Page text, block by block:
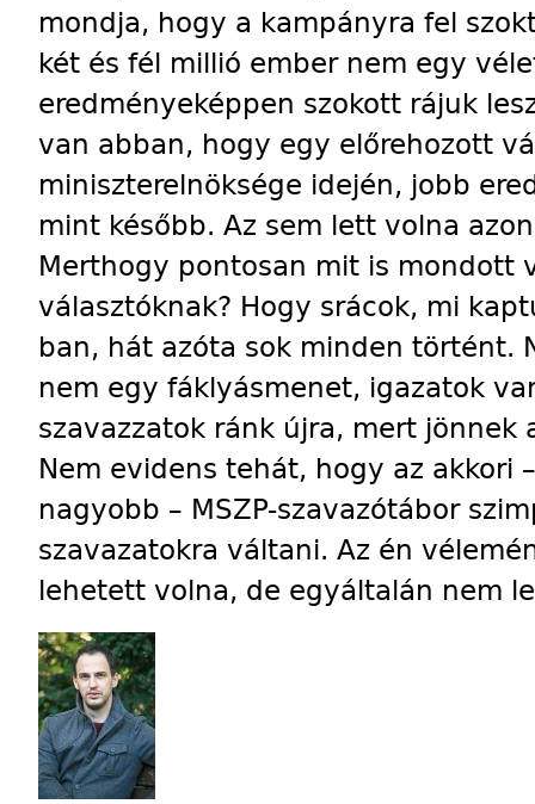
mondja, hogy a kampányra fel
két és fél millió ember nem egy
eredményeképpen szokott rájuk
van abban, hogy egy előrehozott
miniszterelnöksége idején, jobb
mint később. Az sem lett volna
Merthogy pontosan mit is mondott
választóknak? Hogy srácok, mi
ban, hát azóta sok minden történt.
nem egy fáklyásmenet, igazatok
szavazzatok ránk újra, mert jönnek
Nem evidens tehát, hogy az akkori
nagyobb – MSZP-szavazótábor
szavazatokra váltani. Az én
lehetett volna, de egyáltalán nem